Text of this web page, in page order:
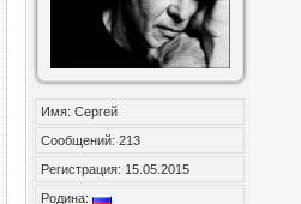
Имя: Сергей
Сообщений: 213
Регистрация: 15.05.2015
Родина: